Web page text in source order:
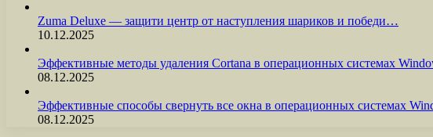
Zuma Deluxe — защити центр от наступления шариков и победи…
10.12.2025
Эффективные методы удаления Cortana в операционных системах
08.12.2025
Эффективные способы свернуть все окна в операционных системах
08.12.2025